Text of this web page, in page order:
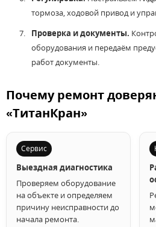
тормоза, ходовой привод и
Проверка и документы.
оборудования и передаём
работ документы.
Почему ремонт
«ТитанКран»
Сервис
Выездная диагностика
Проверяем оборудование
на объекте и определяем
причину неисправности до
начала ремонта.